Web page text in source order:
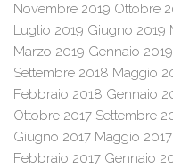
Novembre 2019 Ottobre
Luglio 2019 Giugno 2019
Marzo 2019 Gennaio 2019
Settembre 2018 Maggio
Febbraio 2018 Gennaio
Ottobre 2017 Settembre
Giugno 2017 Maggio 2017
Febbraio 2017 Gennaio